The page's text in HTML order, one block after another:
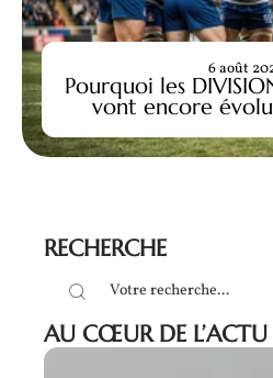
Pourquoi les
vont encore
6 août
RECHERCHE
AU CŒUR DE L’ACTU